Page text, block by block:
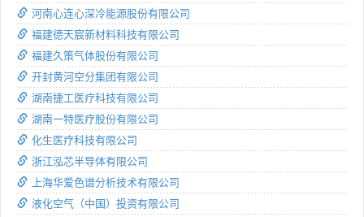
河南心连心深冷能源股份有限公司
福建德天宸新材料科技有限公司
福建久策气体股份有限公司
开封黄河空分集团有限公司
湖南捷工医疗科技有限公司
湖南一特医疗股份有限公司
化生医疗科技有限公司
浙江泓芯半导体有限公司
上海华爱色谱分析技术有限公司
液化空气（中国）投资有限公司